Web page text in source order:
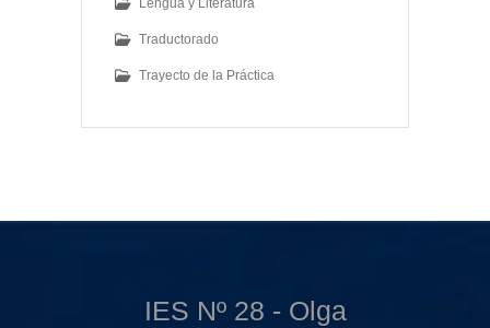
Lengua y Literatura
Traductorado
Trayecto de la Práctica
IES Nº 28 - Olga